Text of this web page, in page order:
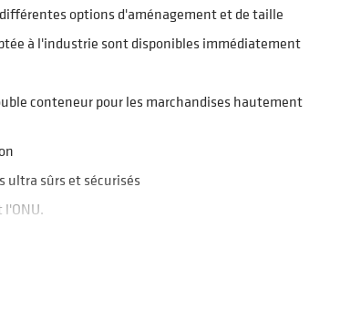
options d'aménagement et de taille
à l'industrie sont disponibles immédiatement
conteneur pour les marchandises hautement
ultra sûrs et sécurisés
l'ONU.